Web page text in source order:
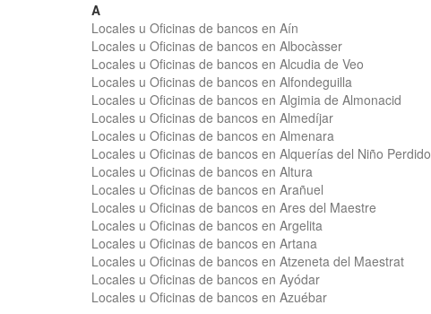
A
Locales u Oficinas de bancos en Aín
Locales u Oficinas de bancos en Albocàsser
Locales u Oficinas de bancos en Alcudia de Veo
Locales u Oficinas de bancos en Alfondeguilla
Locales u Oficinas de bancos en Algimia de Almonacid
Locales u Oficinas de bancos en Almedíjar
Locales u Oficinas de bancos en Almenara
Locales u Oficinas de bancos en Alquerías del Niño Perdido
Locales u Oficinas de bancos en Altura
Locales u Oficinas de bancos en Arañuel
Locales u Oficinas de bancos en Ares del Maestre
Locales u Oficinas de bancos en Argelita
Locales u Oficinas de bancos en Artana
Locales u Oficinas de bancos en Atzeneta del Maestrat
Locales u Oficinas de bancos en Ayódar
Locales u Oficinas de bancos en Azuébar